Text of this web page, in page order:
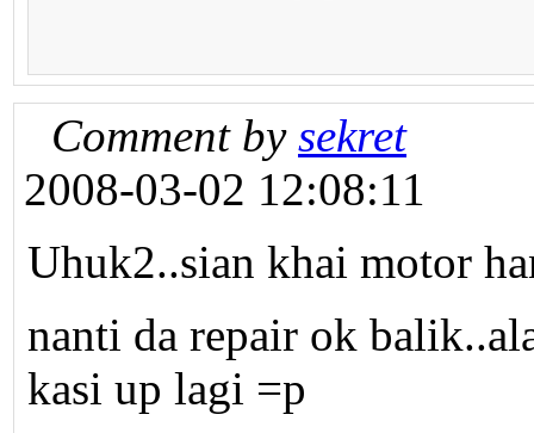
Comment by sekret
2008-03-02 12:08:11
Uhuk2..sian khai motor
nanti da repair ok
kasi up lagi =p